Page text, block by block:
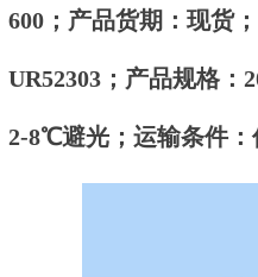
600 ；产品货期：现货；
UR52303； 产品规格：
2-8℃避光 ；运输条件